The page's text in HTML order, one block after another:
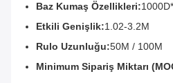
Baz Kumaş Özellikleri:
Etkili Genişlik:1.02-3.2M
Rulo Uzunluğu:50M / 100M
Minimum Sipariş Miktarı